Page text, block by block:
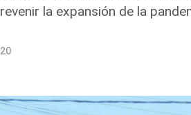
la expansión de la